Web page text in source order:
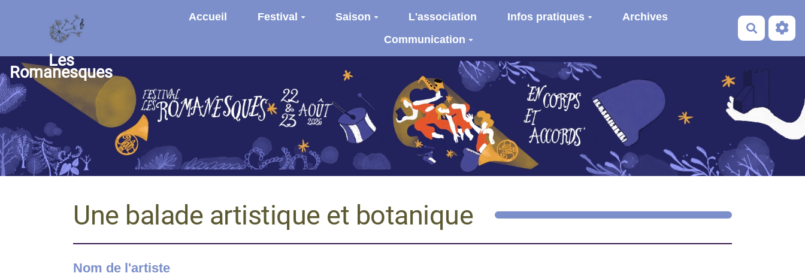
Aller au contenu principal
Les
Romanesques
Accueil Festival Saison L'association Infos pratiques
Archives
Communication
Une balade artistique et botanique
Nom de l'artiste